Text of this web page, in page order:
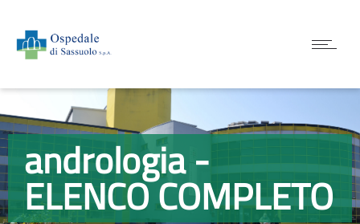
andrologia -
ELENCO COMPLETO